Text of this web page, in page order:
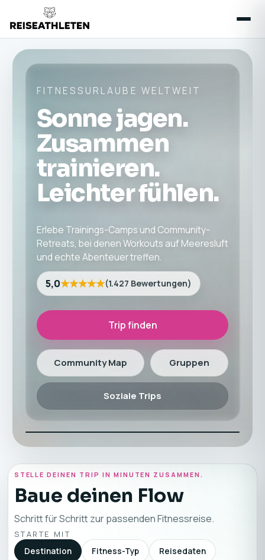
FITNESSURLAUBE WELTWEIT
Sonne jagen.
Zusammen
trainieren.
Leichter fühlen.
Erlebe Trainings-Camps und Community-
Retreats, bei denen Workouts auf Meeresluft
und echte Abenteuer treffen.
5,0★★★★★(1.427 Bewertungen)
Trip finden
Community Map Gruppen
Soziale Trips
STELLE DEINEN TRIP IN MINUTEN ZUSAMMEN.
Baue deinen Flow
Schritt für Schritt zur passenden Fitnessreise.
STARTE MIT
Destination
Fitness-Typ Reisedaten